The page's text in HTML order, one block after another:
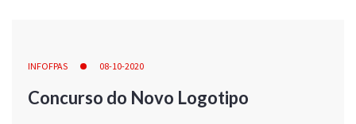
INFOFPAS 08-10-2020
Concurso do Novo Logotipo